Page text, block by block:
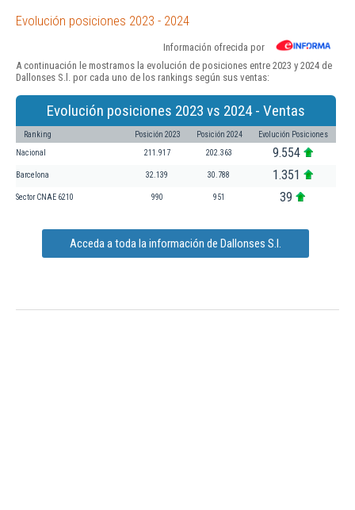
Evolución posiciones 2023 - 2024
Información ofrecida por
A continuación le mostramos la evolución de posiciones entre 2023 y 2024 de
Dallonses S.l. por cada uno de los rankings según sus ventas:
Evolución posiciones 2023 vs 2024 - Ventas
Ranking Posición 2023 Posición 2024 Evolución Posiciones
Nacional 211.917 202.363 9.554
Barcelona 32.139 30.788 1.351
Sector CNAE 6210 990 951 39
Acceda a toda la información de Dallonses S.l.